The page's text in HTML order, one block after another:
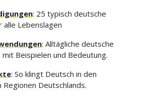
: 25 typisch deutsche
alle Lebenslagen
: Alltägliche deutsche
Beispielen und Bedeutung.
: So klingt Deutsch in den
Deutschlands.